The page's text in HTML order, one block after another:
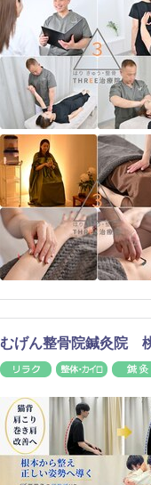
むげん整骨院鍼灸院
リラク 整体・